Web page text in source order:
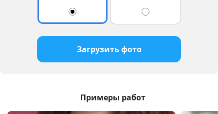
Загрузить фото
Примеры работ